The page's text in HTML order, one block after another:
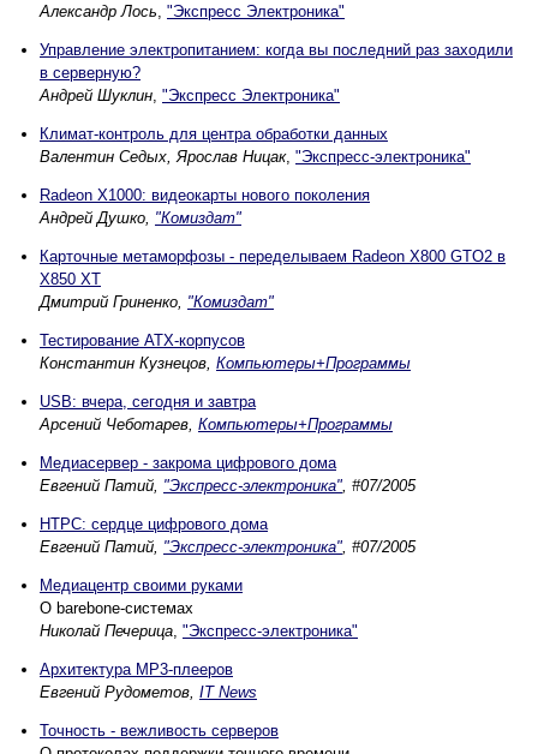
Александр Лось, "Экспресс Электроника"
Управление электропитанием: когда вы последний раз заходили
в серверную?
Андрей Шуклин, "Экспресс Электроника"
Климат-контроль для центра обработки данных
Валентин Седых, Ярослав Ницак, "Экспресс-электроника"
Radeon X1000: видеокарты нового поколения
Андрей Душко, "Комиздат"
Карточные метаморфозы - переделываем Radeon X800 GTO2 в
X850 XT
Дмитрий Гриненко, "Комиздат"
Тестирование ATX-корпусов
Константин Кузнецов, Компьютеры+Программы
USB: вчера, сегодня и завтра
Арсений Чеботарев, Компьютеры+Программы
Медиасервер - закрома цифрового дома
Евгений Патий, "Экспресс-электроника", #07/2005
HTPC: сердце цифрового дома
Евгений Патий, "Экспресс-электроника", #07/2005
Медиацентр своими руками
О barebone-системах
Николай Печерица, "Экспресс-электроника"
Архитектура MP3-плееров
Евгений Рудометов, IT News
Точность - вежливость серверов